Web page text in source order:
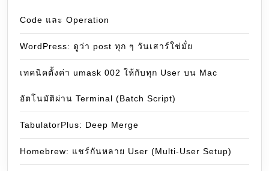
Code และ Operation
WordPress: ดูว่า post ทุก ๆ วันเสาร์ใช่มั๋ย
เทคนิคตั้งค่า umask 002 ให้กับทุก User บน Mac
อัตโนมัติผ่าน Terminal (Batch Script)
TabulatorPlus: Deep Merge
Homebrew: แชร์กันหลาย User (Multi-User Setup)